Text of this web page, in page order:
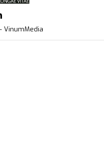
VinumMedia